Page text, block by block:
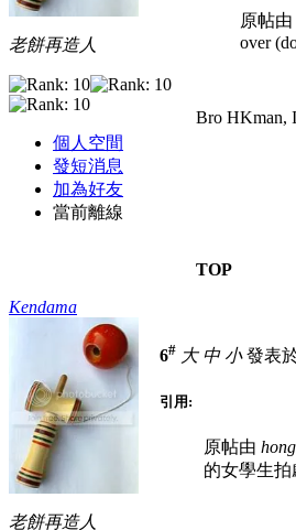
老餅再造人
個人空間
發短消息
加為好友
當前離線
原帖由
over
Bro HKman,
TOP
Kendama
老餅再造人
6# 大 中 小發表
引用:
原帖由
的女學生拍